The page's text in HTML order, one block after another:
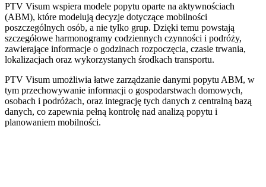
PTV Visum wspiera modele popytu oparte na aktywnościach
(ABM), które modelują decyzje dotyczące mobilności
poszczególnych osób, a nie tylko grup. Dzięki temu powstają
szczegółowe harmonogramy codziennych czynności i podróży,
zawierające informacje o godzinach rozpoczęcia, czasie trwania,
lokalizacjach oraz wykorzystanych środkach transportu.
PTV Visum umożliwia łatwe zarządzanie danymi popytu ABM, w
tym przechowywanie informacji o gospodarstwach domowych,
osobach i podróżach, oraz integrację tych danych z centralną bazą
danych, co zapewnia pełną kontrolę nad analizą popytu i
planowaniem mobilności.